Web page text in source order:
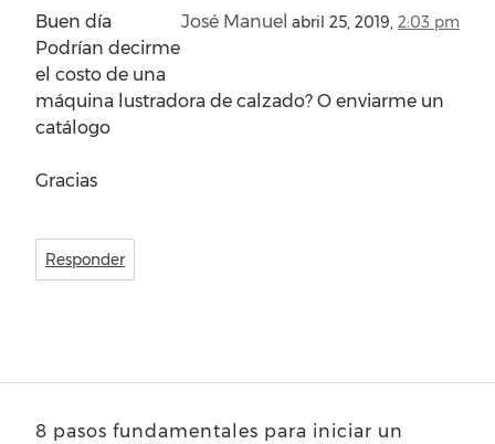
José Manuel abril 25, 2019, 2:03 pm
Buen día
Podrían decirme
el costo de una
máquina lustradora de calzado? O enviarme un
catálogo
Gracias
Responder
8 pasos fundamentales para iniciar un